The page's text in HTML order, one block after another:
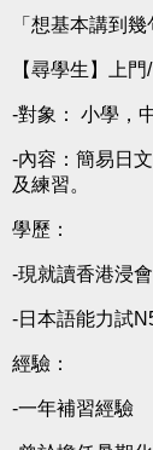
「想基本講到
【尋學生】上
-對象： 小學，
-內容：簡易日
及練習。
學歷：
-現就讀香港浸
-日本語能力試
經驗：
-一年補習經驗